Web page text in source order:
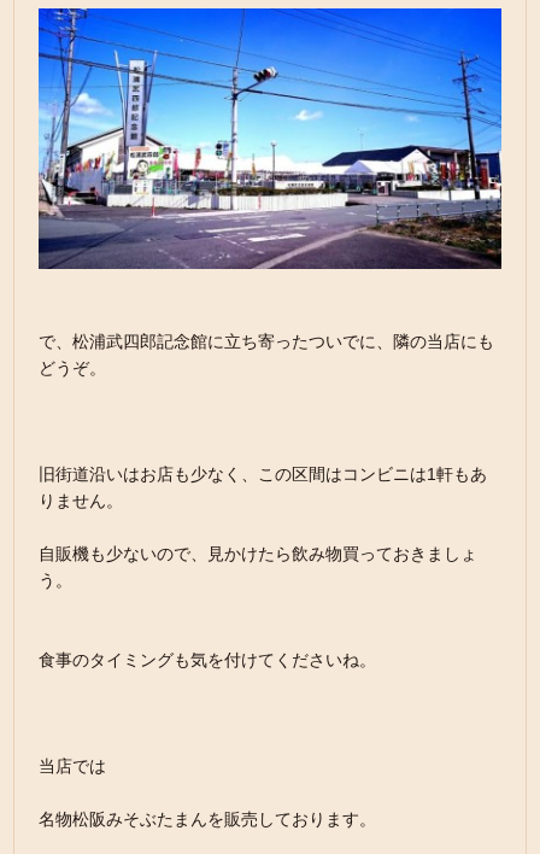
で、松浦武四郎記念館に立ち寄ったついでに、隣の当店にも
どうぞ。
旧街道沿いはお店も少なく、この区間はコンビニは1軒もあ
りません。
自販機も少ないので、見かけたら飲み物買っておきましょ
う。
食事のタイミングも気を付けてくださいね。
当店では
名物松阪みそぶたまんを販売しております。